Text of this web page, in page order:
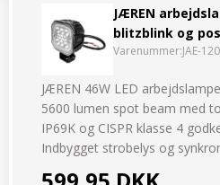
JÆREN
blitzblink og
Varenummer:JAE-
JÆREN 46W LED arbejdslampe
5600 lumen spot beam med
IP69K og CISPR klasse 4
Indbygget strobelys og